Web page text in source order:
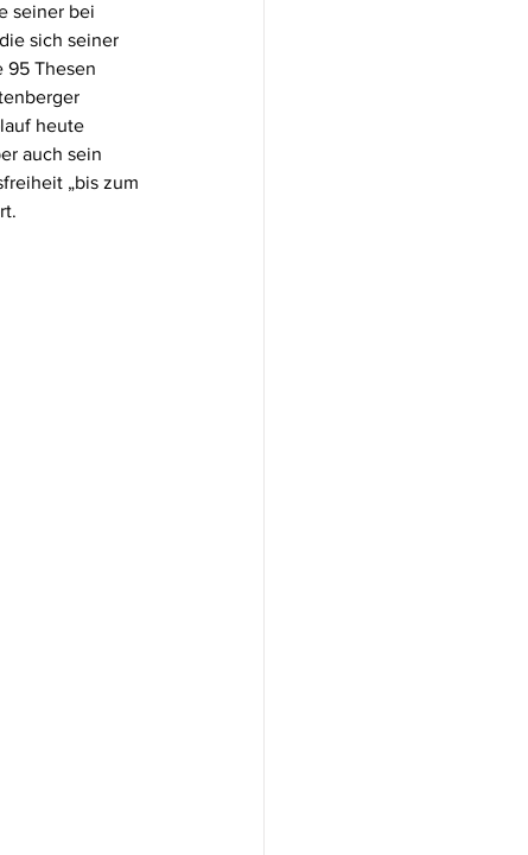
seiner bei
sich seiner
95 Thesen
heute
auch sein
„bis zum